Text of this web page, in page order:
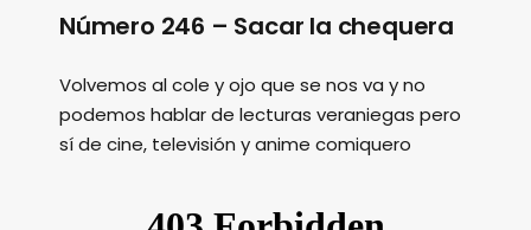
Número 246 – Sacar la chequera
Volvemos al cole y ojo que se nos va y no
podemos hablar de lecturas veraniegas pero
sí de cine, televisión y anime comiquero